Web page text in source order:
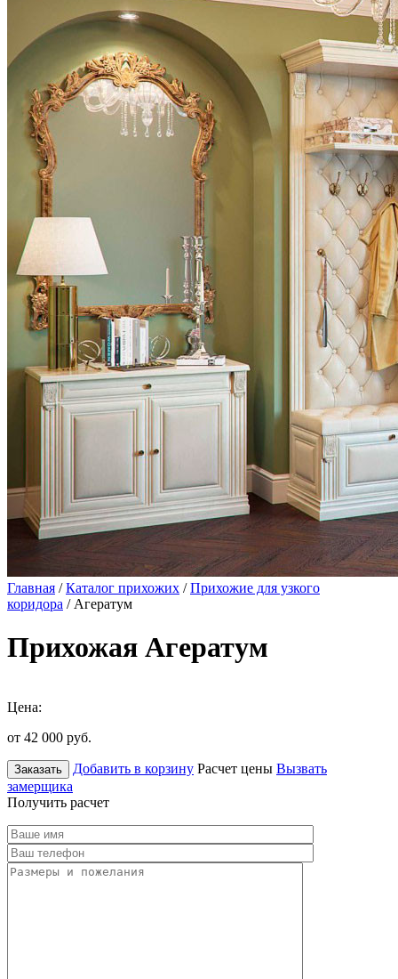
Главная /Каталог прихожих /Прихожие для узкого
коридора / Агератум
Прихожая Агератум
Цена:
от 42 000 руб.
Заказать Добавить в корзину Расчет цены Вызвать
замерщика
Получить расчет